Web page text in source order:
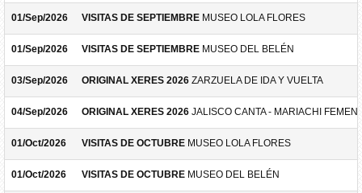
01/Sep/2026 VISITAS DE SEPTIEMBRE MUSEO LOLA FLORES
01/Sep/2026 VISITAS DE SEPTIEMBRE MUSEO DEL BELÉN
03/Sep/2026 ORIGINAL XERES 2026 ZARZUELA DE IDA Y VUELTA
04/Sep/2026 ORIGINAL XERES 2026 JALISCO CANTA - MARIACHI
01/Oct/2026 VISITAS DE OCTUBRE MUSEO LOLA FLORES
01/Oct/2026 VISITAS DE OCTUBRE MUSEO DEL BELÉN